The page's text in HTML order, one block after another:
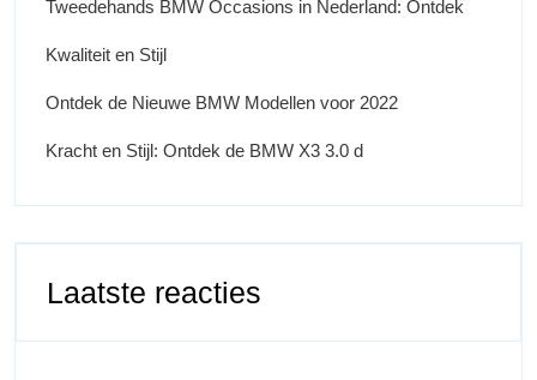
Tweedehands BMW Occasions in Nederland: Ontdek
Kwaliteit en Stijl
Ontdek de Nieuwe BMW Modellen voor 2022
Kracht en Stijl: Ontdek de BMW X3 3.0 d
Laatste reacties